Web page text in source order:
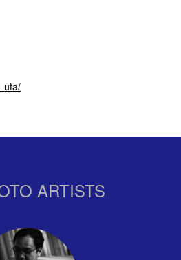
ARTISTS